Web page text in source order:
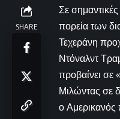
SHARE
Σε
πορεία των
Τεχεράνη
Ντόναλντ
προβαίνει σε
Μιλώντας σε
ο Αμερικανός